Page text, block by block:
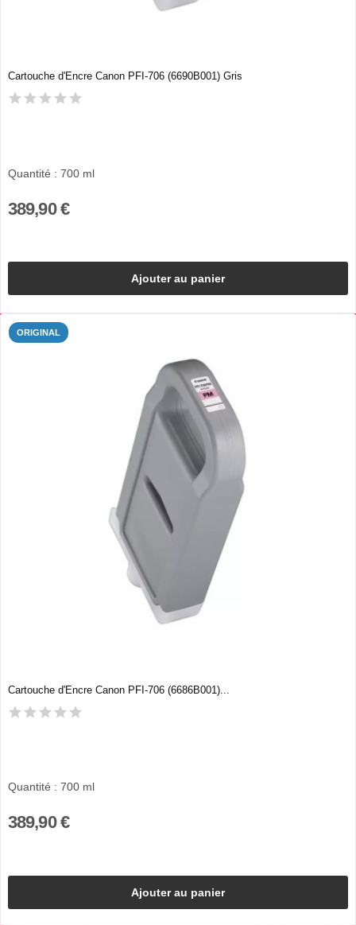
Cartouche d'Encre Canon PFI-706 (6690B001) Gris
Quantité : 700 ml
389,90 €
Ajouter au panier
ORIGINAL
Cartouche d'Encre Canon PFI-706 (6686B001)...
Quantité : 700 ml
389,90 €
Ajouter au panier